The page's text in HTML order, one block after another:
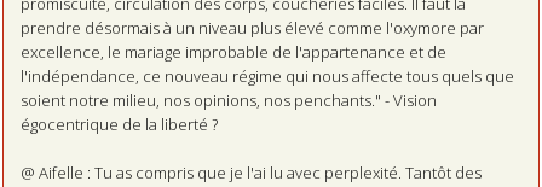
prendre désormais à un niveau plus élevé comme l'oxymore par
excellence, le mariage improbable de l'appartenance et de
l'indépendance, ce nouveau régime qui nous affecte tous quels que
soient notre milieu, nos opinions, nos penchants." - Vision
égocentrique de la liberté ?
@ Aifelle : Tu as compris que je l'ai lu avec perplexité. Tantôt des